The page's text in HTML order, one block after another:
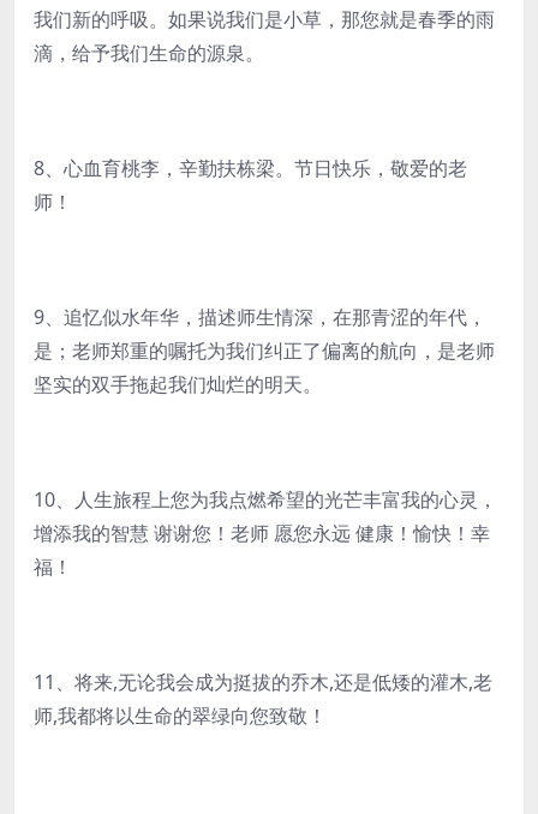
我们新的呼吸。如果说我们是小草，那您就是春季的雨
滴，给予我们生命的源泉。
8、心血育桃李，辛勤扶栋梁。节日快乐，敬爱的老
师！
9、追忆似水年华，描述师生情深，在那青涩的年代，
是；老师郑重的嘱托为我们纠正了偏离的航向，是老师
坚实的双手拖起我们灿烂的明天。
10、人生旅程上您为我点燃希望的光芒丰富我的心灵，
增添我的智慧 谢谢您！老师 愿您永远 健康！愉快！幸
福！
11、将来,无论我会成为挺拔的乔木,还是低矮的灌木,老
师,我都将以生命的翠绿向您致敬！